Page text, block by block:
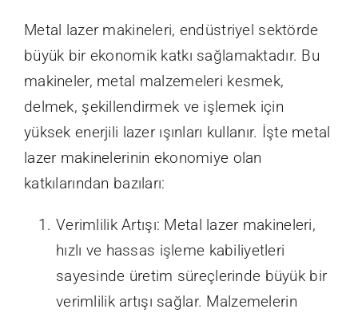
Metal lazer makineleri, endüstriyel sektörde
büyük bir ekonomik katkı sağlamaktadır. Bu
makineler, metal malzemeleri kesmek,
delmek, şekillendirmek ve işlemek için
yüksek enerjili lazer ışınları kullanır. İşte metal
lazer makinelerinin ekonomiye olan
katkılarından bazıları:
Verimlilik Artışı: Metal lazer makineleri,
hızlı ve hassas işleme kabiliyetleri
sayesinde üretim süreçlerinde büyük bir
verimlilik artışı sağlar. Malzemelerin